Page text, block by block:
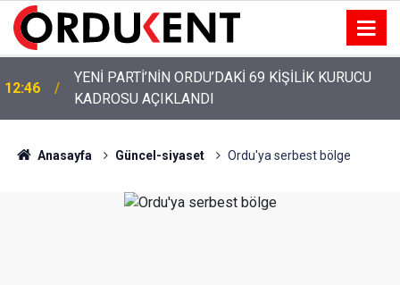
12:46
YENİ PARTİ’NİN ORDU’DAKİ 69 KİŞİLİK KURUCU
KADROSU AÇIKLANDI
Anasayfa Güncel-siyaset Ordu'ya serbest bölge